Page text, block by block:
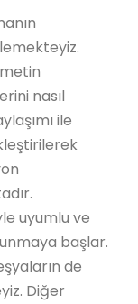
nasıl
ile
uyumlu ve
başlar.
de
Diğer